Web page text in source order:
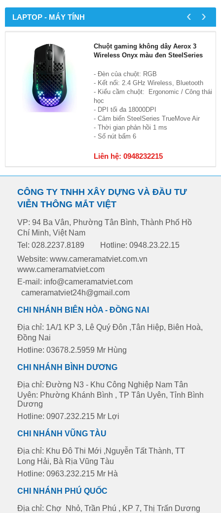
LAPTOP - MÁY TÍNH
Chuột gaming không dây Aerox 3
Wireless Onyx màu đen SteelSeries
- Đèn của chuột: RGB
- Kết nối: 2.4 GHz Wireless, Bluetooth
- Kiểu cầm chuột: Ergonomic / Công thái
học
- DPI tối đa 18000DPI
- Cảm biến SteelSeries TrueMove Air
- Thời gian phản hồi 1 ms
- Số nút bấm 6
Liên hệ: 0948232215
‹ ›
CÔNG TY TNHH XÂY DỰNG VÀ ĐẦU TƯ
VIỄN THÔNG MẮT VIỆT
VP: 94 Ba Vân, Phường Tân Bình, Thành Phố Hồ
Chí Minh, Việt Nam
Tel: 028.2237.8189
Hotline: 0948.23.22.15
Website: www.cameramatviet.com.vn
www.cameramatviet.com
E-mail: info@cameramatviet.com
cameramatviet24h@gmail.com
CHI NHÁNH BIÊN HÒA - ĐỒNG NAI
Địa chỉ: 1A/1 KP 3, Lê Quý Đôn ,Tân Hiệp, Biên Hoà,
Đồng Nai
Hotline: 03678.2.5959 Mr Hùng
CHI NHÁNH BÌNH DƯƠNG
Địa chỉ: Đường N3 - Khu Công Nghiệp Nam Tân
Uyên: Phường Khánh Bình , TP Tân Uyên, Tỉnh Bình
Dương
Hotline: 0907.232.215 Mr Lợi
CHI NHÁNH VŨNG TÀU
Địa chỉ: Khu Đô Thi Mới ,Nguyễn Tất Thành, TT
Long Hải, Bà Rịa Vũng Tàu
Hotline: 0963.232.215 Mr Hà
CHI NHÁNH PHÚ QUỐC
Địa chỉ: Chợ Nhỏ, Trần Phú , KP 7, Thị Trấn Dương